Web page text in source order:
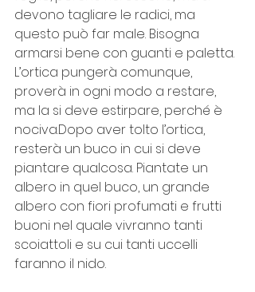
devono tagliare le radici, ma
questo può far male. Bisogna
armarsi bene con guanti e paletta.
L’ortica pungerà comunque,
proverà in ogni modo a restare,
ma la si deve estirpare, perché è
nociva.Dopo aver tolto l’ortica,
resterà un buco in cui si deve
piantare qualcosa. Piantate un
albero in quel buco, un grande
albero con fiori profumati e frutti
buoni nel quale vivranno tanti
scoiattoli e su cui tanti uccelli
faranno il nido.